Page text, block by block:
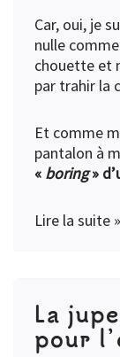
Car, oui, je
nulle
chouette et
par trahir la
Et comme
pantalon à
« boring»
Lire la suite »
La
pour